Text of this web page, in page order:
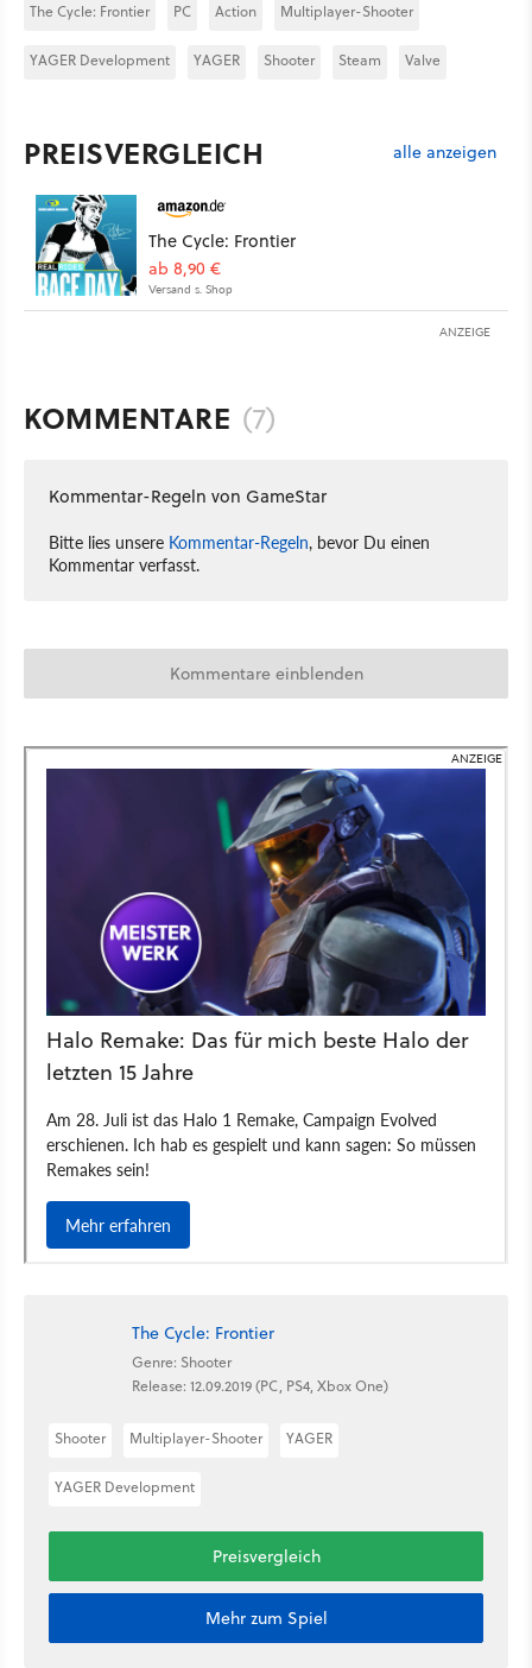
The Cycle: Frontier PC Action Multiplayer-Shooter
YAGER Development YAGER Shooter Steam Valve
PREISVERGLEICH alle anzeigen
The Cycle: Frontier
ab 8,90 €
Versand s. Shop
ANZEIGE
KOMMENTARE (7)
Kommentar-Regeln von GameStar
Bitte lies unsere Kommentar-Regeln, bevor Du einen
Kommentar verfasst.
Kommentare einblenden
The Cycle: Frontier
Genre: Shooter
Release: 12.09.2019 (PC, PS4, Xbox One)
Shooter Multiplayer-Shooter YAGER
YAGER Development
Preisvergleich
Mehr zum Spiel